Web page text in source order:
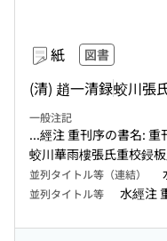
紙 図書
(清) 趙一清録蛟川張
一般注記
...經注 重刊序の書名: 重
蛟川華雨樓張氏重校鋟
並列タイトル等（連結）
並列タイトル等 水經注